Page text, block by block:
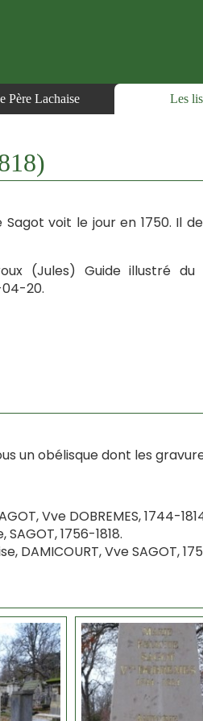
Père Lachaise Les
Sagot voit le jour en 1750. Il
(Jules) Guide illustré du
04-20.
un obélisque dont les
Vve DOBREMES, 1744-
1756-1818.
DAMICOURT, Vve SAGOT,